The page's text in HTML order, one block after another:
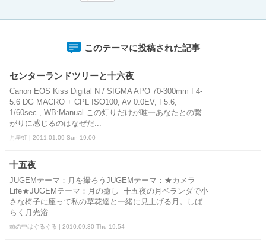
このテーマに投稿された記事
センターランドツリーと十六夜
Canon EOS Kiss Digital N / SIGMA APO 70-300mm F4-
5.6 DG MACRO + CPL ISO100, Av 0.0EV, F5.6,
1/60sec., WB:Manual この灯りだけが唯一あなたとの繋
がりに感じるのはなぜだ...
月星虹 | 2011.01.09 Sun 19:00
十五夜
JUGEMテーマ：月を撮ろうJUGEMテーマ：★カメラ
Life★JUGEMテーマ：月の癒し 十五夜の月ベランダで小
さな椅子に座って私の草花達と一緒に見上げる月。しば
らく月光浴
頭の中はぐるぐる | 2010.09.30 Thu 19:54